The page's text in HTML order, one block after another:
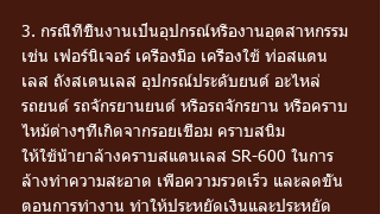
3. กรณีทีชิ้นงานเป็นอุปกรณ์หรืองานอุตสาหกรรม
เช่น เฟอร์นิเจอร์ เครื่องมือ เครื่องใช้ ท่อสแตน
เลส ถังสเตนเลส อุปกรณ์ประดับยนต์ อะไหล่
รถยนต์ รถจักรยานยนต์ หรือรถจักรยาน หรือคราบ
ไหม้ต่างๆที่เกิดจากรอยเชื่อม คราบสนิม
ให้ใช้น้ำยาล้างคราบสแตนเลส SR-600 ในการ
ล้างทำความสะอาด เพื่อความรวดเร็ว และลดขั้น
ตอนการทำงาน ทำให้ประหยัดเงินและประหยัด